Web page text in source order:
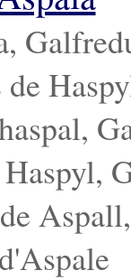
de